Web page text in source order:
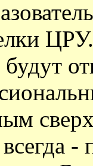
будут
-